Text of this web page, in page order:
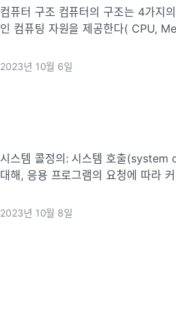
컴퓨터 구조 컴퓨터의 구조는 4가지
인 컴퓨팅 자원을 제공한다( CPU,
의 컴퓨팅 문
2023년 10월 6일
시스템 콜정의: 시스템 호출(system
대해, 응용 프로그램의 요청에 따라
단
2023년 10월 8일